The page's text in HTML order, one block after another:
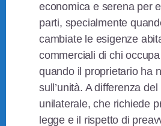
economica e serena per
parti, specialmente
cambiate le esigenze
commerciali di chi occupa
quando il proprietario ha
sull’unità. A differenza
unilaterale, che richiede
legge e il rispetto di